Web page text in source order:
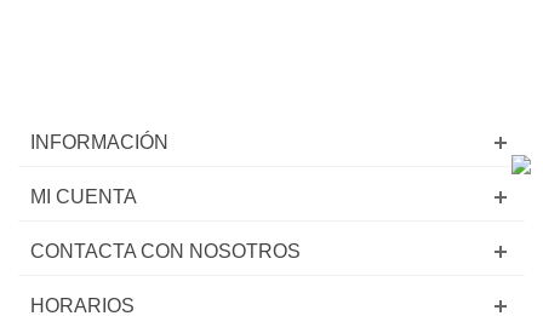
INFORMACIÓN
MI CUENTA
CONTACTA CON NOSOTROS
HORARIOS